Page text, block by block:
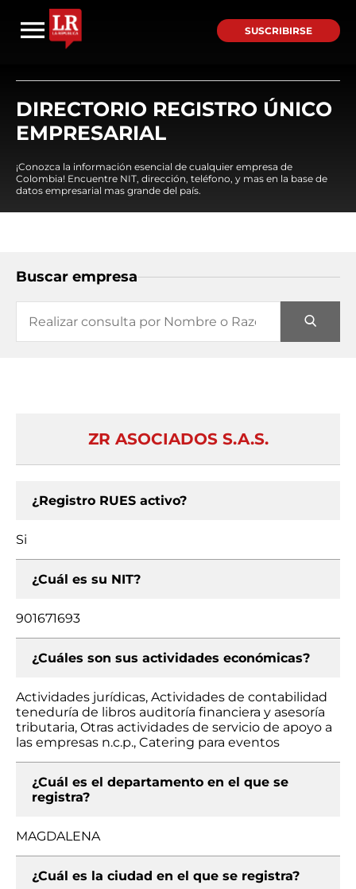
SUSCRIBIRSE
DIRECTORIO REGISTRO ÚNICO
EMPRESARIAL
¡Conozca la información esencial de cualquier empresa de
Colombia! Encuentre NIT, dirección, teléfono, y mas en la base de
datos empresarial mas grande del país.
Buscar empresa
ZR ASOCIADOS S.A.S.
¿Registro RUES activo?
Si
¿Cuál es su NIT?
901671693
¿Cuáles son sus actividades económicas?
Actividades jurídicas, Actividades de contabilidad
teneduría de libros auditoría financiera y asesoría
tributaria, Otras actividades de servicio de apoyo a
las empresas n.c.p., Catering para eventos
¿Cuál es el departamento en el que se
registra?
MAGDALENA
¿Cuál es la ciudad en el que se registra?